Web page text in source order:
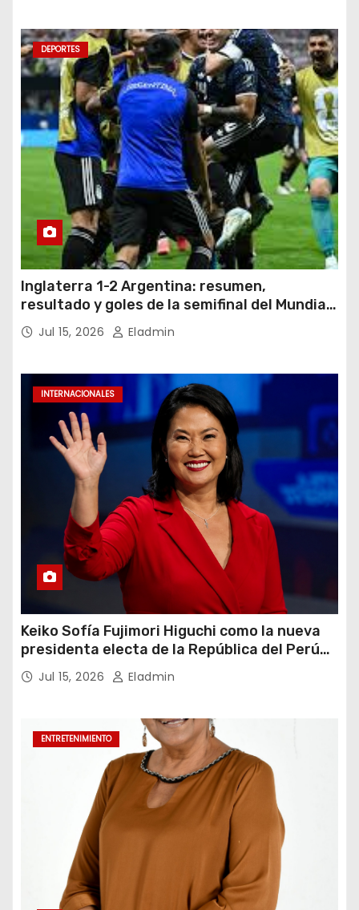
DEPORTES
Inglaterra 1-2 Argentina: resumen,
resultado y goles de la semifinal del Mundial
2026Jul 15, 2026 Eladmin
INTERNACIONALES
Keiko Sofía Fujimori Higuchi como la nueva
presidenta electa de la República del Perú
para el periodo constitucional 2026-2031
Jul 15, 2026 Eladmin
ENTRETENIMIENTO